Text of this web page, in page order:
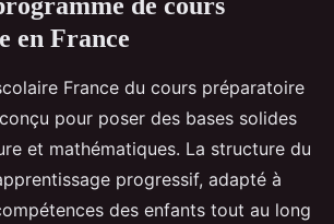
de cours
en France
France du cours préparatoire
pour poser des bases solides
et mathématiques. La structure du
progressif, adapté à
des enfants tout au long